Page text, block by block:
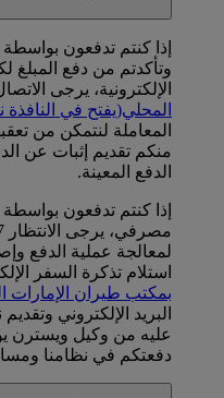
إذا كنتم تدفعون
وتأكدتم من دفع المبلغ
الإلكترونية، يرجى
المحلي(يفتح في النافذة
المعاملة لنتمكن من
منكم تقديم إثبات عن
الدفع المعينة.
إذا كنتم تدفعون
لمعالجة عملية الدفع
استلام تذكرة السفر
بمكتب طيران الإمارات
البريد الإلكتروني
عليه من وكيل ويسترن
دفعتكم في نظامنا